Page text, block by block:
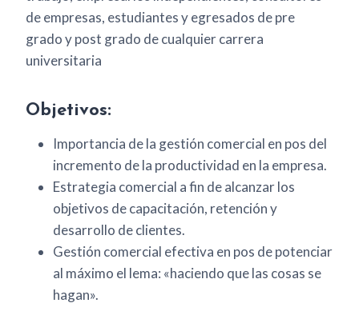
de empresas, estudiantes y egresados de pre
grado y post grado de cualquier carrera
universitaria
Objetivos:
Importancia de la gestión comercial en pos del
incremento de la productividad en la empresa.
Estrategia comercial a fin de alcanzar los
objetivos de capacitación, retención y
desarrollo de clientes.
Gestión comercial efectiva en pos de potenciar
al máximo el lema: «haciendo que las cosas se
hagan».